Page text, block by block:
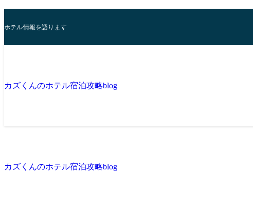
ホテル情報を語ります
カズくんのホテル宿泊攻略blog
カズくんのホテル宿泊攻略blog